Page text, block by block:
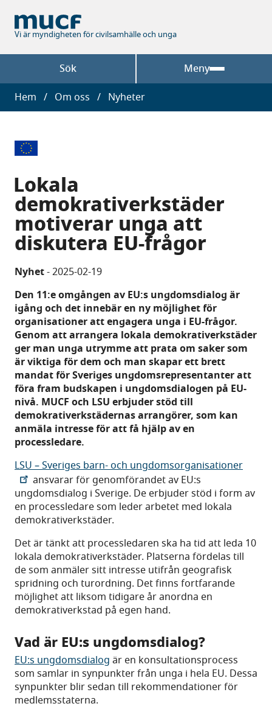
huvudinnehåll
Vi är myndigheten för civilsamhälle och unga
Sök Meny
Länkstig
Hem Om oss Nyheter
Lokala
demokrativerkstäder
motiverar unga att
diskutera EU-frågor
Nyhet-2025-02-19
Den 11:e omgången av EU:s ungdomsdialog är
igång och det innebär en ny möjlighet för
organisationer att engagera unga i EU-frågor.
Genom att arrangera lokala demokrativerkstäder
ger man unga utrymme att prata om saker som
är viktiga för dem och man skapar ett brett
mandat för Sveriges ungdomsrepresentanter att
föra fram budskapen i ungdomsdialogen på EU-
nivå. MUCF och LSU erbjuder stöd till
demokrativerkstädernas arrangörer, som kan
anmäla intresse för att få hjälp av en
processledare.
LSU – Sveriges barn- och ungdomsorganisationer
ansvarar för genomförandet av EU:s
ungdomsdialog i Sverige. De erbjuder stöd i form av
en processledare som leder arbetet med lokala
demokrativerkstäder.
Det är tänkt att processledaren ska ha tid att leda 10
lokala demokrativerkstäder. Platserna fördelas till
de som anmäler sitt intresse utifrån geografisk
spridning och turordning. Det finns fortfarande
möjlighet att liksom tidigare år anordna en
demokrativerkstad på egen hand.
Vad är EU:s ungdomsdialog?
EU:s ungdomsdialog är en konsultationsprocess
som samlar in synpunkter från unga i hela EU. Dessa
synpunkter blir sedan till rekommendationer för
medlemsstaterna.